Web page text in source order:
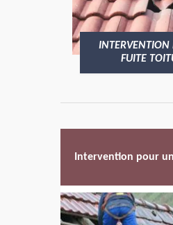
INTERVENTION
FUITE
Intervention pour